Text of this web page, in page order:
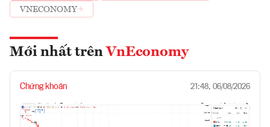
VNECONOMY
Mới nhất trên VnEconomy
Chứng khoán 21:48, 06/08/2026